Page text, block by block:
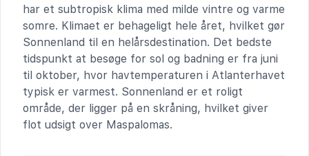
har et subtropisk klima med milde vintre og varme
somre. Klimaet er behageligt hele året, hvilket gør
Sonnenland til en helårsdestination. Det bedste
tidspunkt at besøge for sol og badning er fra juni
til oktober, hvor havtemperaturen i Atlanterhavet
typisk er varmest. Sonnenland er et roligt
område, der ligger på en skråning, hvilket giver
flot udsigt over Maspalomas.